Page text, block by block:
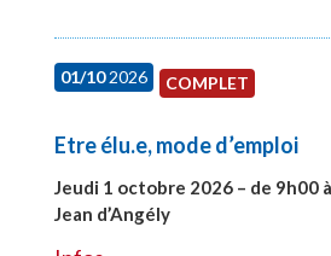
01/102026 COMPLET
Etre élu.e, mode d’emploi
Jeudi 1 octobre 2026 – de 9h00
Jean d’Angély